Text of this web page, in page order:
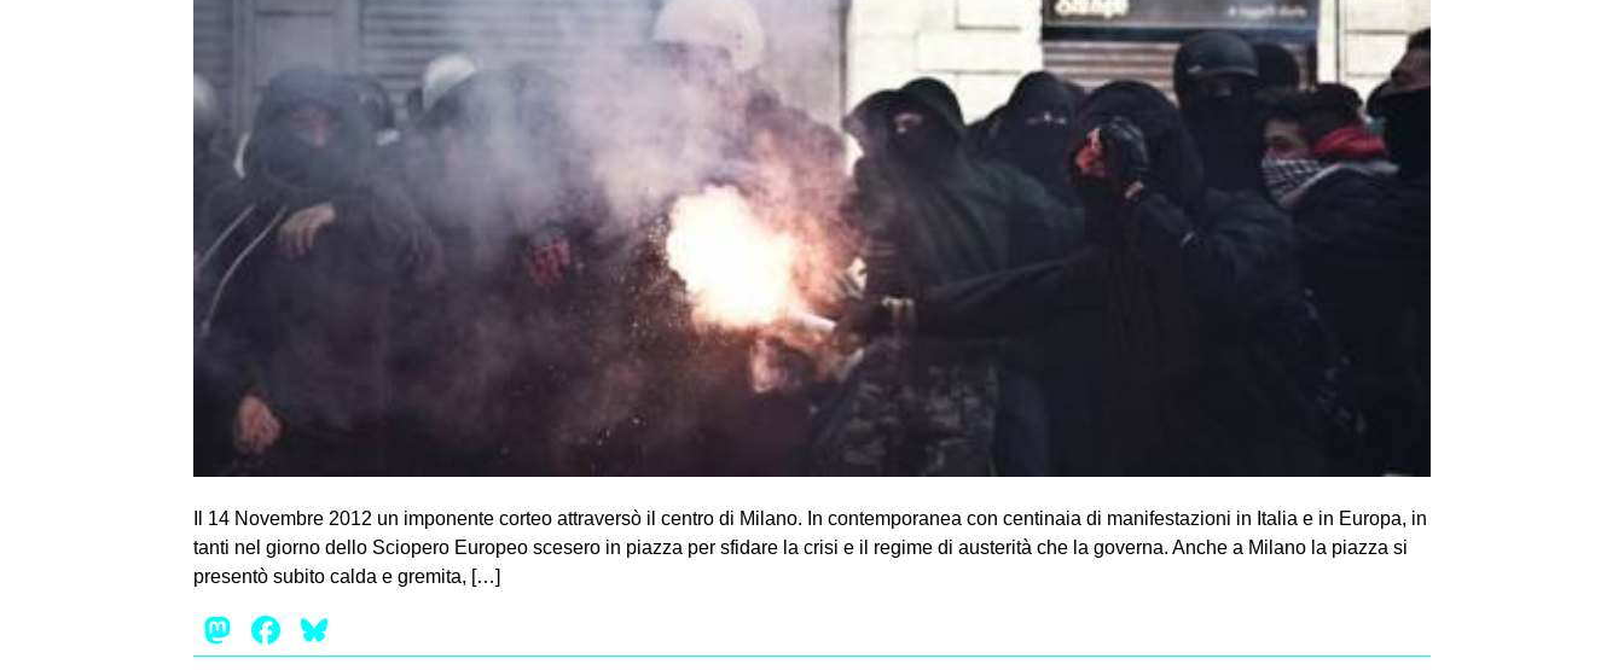
Il 14 Novembre 2012 un imponente corteo attraversò il centro di Milano. In contemporanea con centinaia di manifestazioni in Italia e in Europa, in
tanti nel giorno dello Sciopero Europeo scesero in piazza per sfidare la crisi e il regime di austerità che la governa. Anche a Milano la piazza si
presentò subito calda e gremita, […]
Mastodon
Facebook